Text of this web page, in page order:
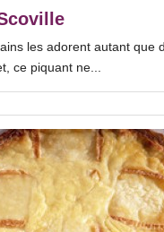
les adorent autant que
ce piquant ne...